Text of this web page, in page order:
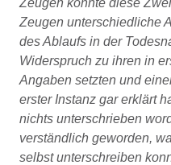
Zeugen konnte diese
Zeugen unterschiedliche
des Ablaufs in der
Widerspruch zu ihren in
Angaben setzten und
erster Instanz gar erklärt
nichts unterschrieben
verständlich geworden,
selbst unterschreiben